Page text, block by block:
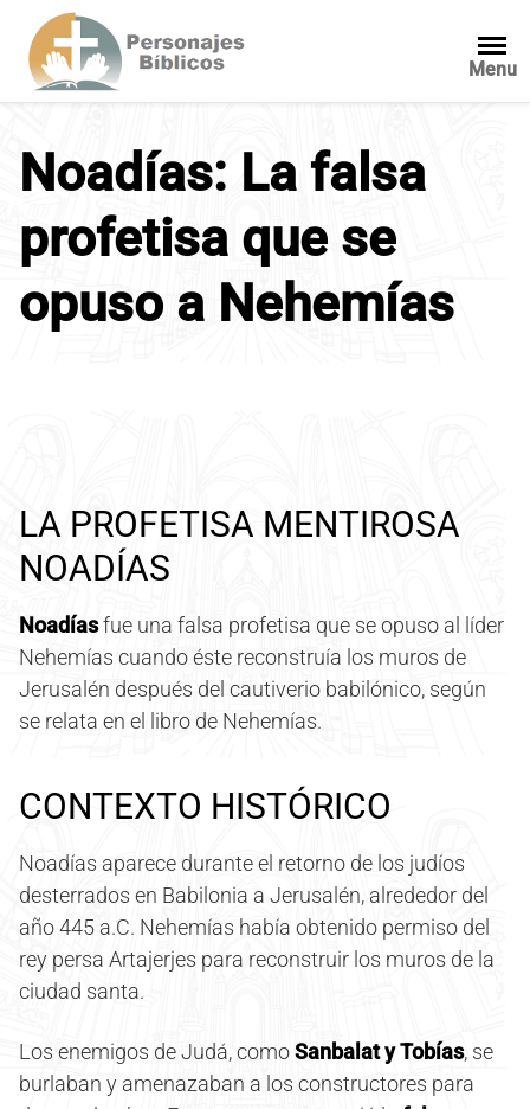
t
Menu
Noadías: La falsa
profetisa que se
opuso a Nehemías
LA PROFETISA MENTIROSA
NOADÍAS
Noadíasfue una falsa profetisa que se opuso al líder
Nehemías cuando éste reconstruía los muros de
Jerusalén después del cautiverio babilónico, según
se relata en el libro de Nehemías.
CONTEXTO HISTÓRICO
Noadías aparece durante el retorno de los judíos
desterrados en Babilonia a Jerusalén, alrededor del
año 445 a.C. Nehemías había obtenido permiso del
rey persa Artajerjes para reconstruir los muros de la
ciudad santa.
Los enemigos de Judá, comoSanbalat y Tobías, se
burlaban y amenazaban a los constructores para